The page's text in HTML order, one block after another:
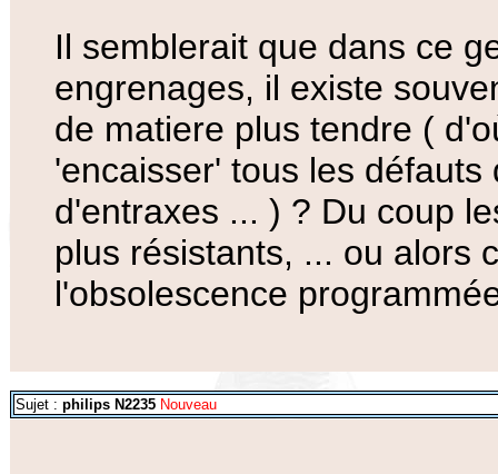
Il semblerait que dans ce
engrenages, il existe
de matiere plus tendre (
'encaisser' tous les
d'entraxes ... ) ? Du coup
plus résistants, ... ou alors
l'obsolescence
Sujet : philips N2235 Nouveau